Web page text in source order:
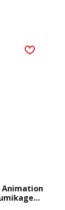
Animation
(Hot